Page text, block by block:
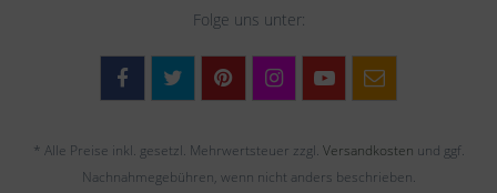
Folge uns unter:
* Alle Preise inkl. gesetzl. Mehrwertsteuer zzgl. Versandkosten und ggf.
Nachnahmegebühren, wenn nicht anders beschrieben.